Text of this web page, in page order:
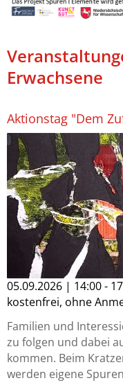
Erwachsene
Aktionstag "Dem
05.09.2026 | 14:00 -
kostenfrei, ohne
Familien und
zu folgen und dabei
kommen. Beim
werden eigene